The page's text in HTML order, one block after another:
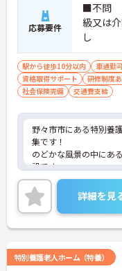
応募要件
■不問
級又は
し
駅から徒歩10分以内 車通勤
資格取得サポート
研修制度
社会保険完備
交通費支給
野々市市にある特別養
集です！
のどかな風景の中にあ
設です。
配置基準は満たしてお
で初めは必ず指導者が
また子育て支援には力
100％です。またこど
預けながら働いていら
い。面接対策など詳細
詳細を見
特別養護老人ホーム（特養）